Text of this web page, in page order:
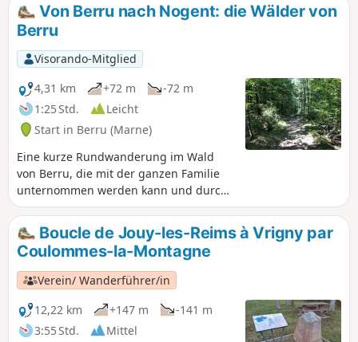
Von Berru nach Nogent: die Wälder von
Berru
Visorando-Mitglied
4,31 km
+72 m
-72 m
1:25 Std.
Leicht
Start in Berru (Marne)
Eine kurze Rundwanderung im Wald
von Berru, die mit der ganzen Familie
unternommen werden kann und durch
das Dorf, die Sandgrube und die
Anhöhen von Nogent-l'Abbesse führt.
Boucle de Jouy-les-Reims à Vrigny par
Coulommes-la-Montagne
Verein/ Wanderführer/in
12,22 km
+147 m
-141 m
3:55 Std.
Mittel